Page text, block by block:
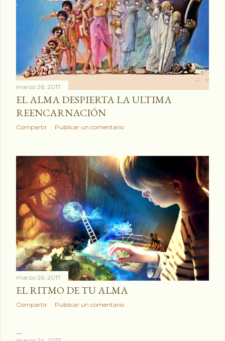
marzo 26, 2017
EL ALMA DESPIERTA LA ULTIMA
REENCARNACIÓN
Compartir Publicar un comentario
marzo 26, 2017
EL RITMO DE TU ALMA
Compartir Publicar un comentario